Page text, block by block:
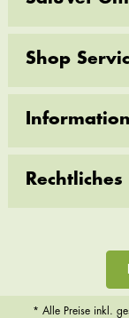
Shop
Rechtliches
* Alle Preise inkl.